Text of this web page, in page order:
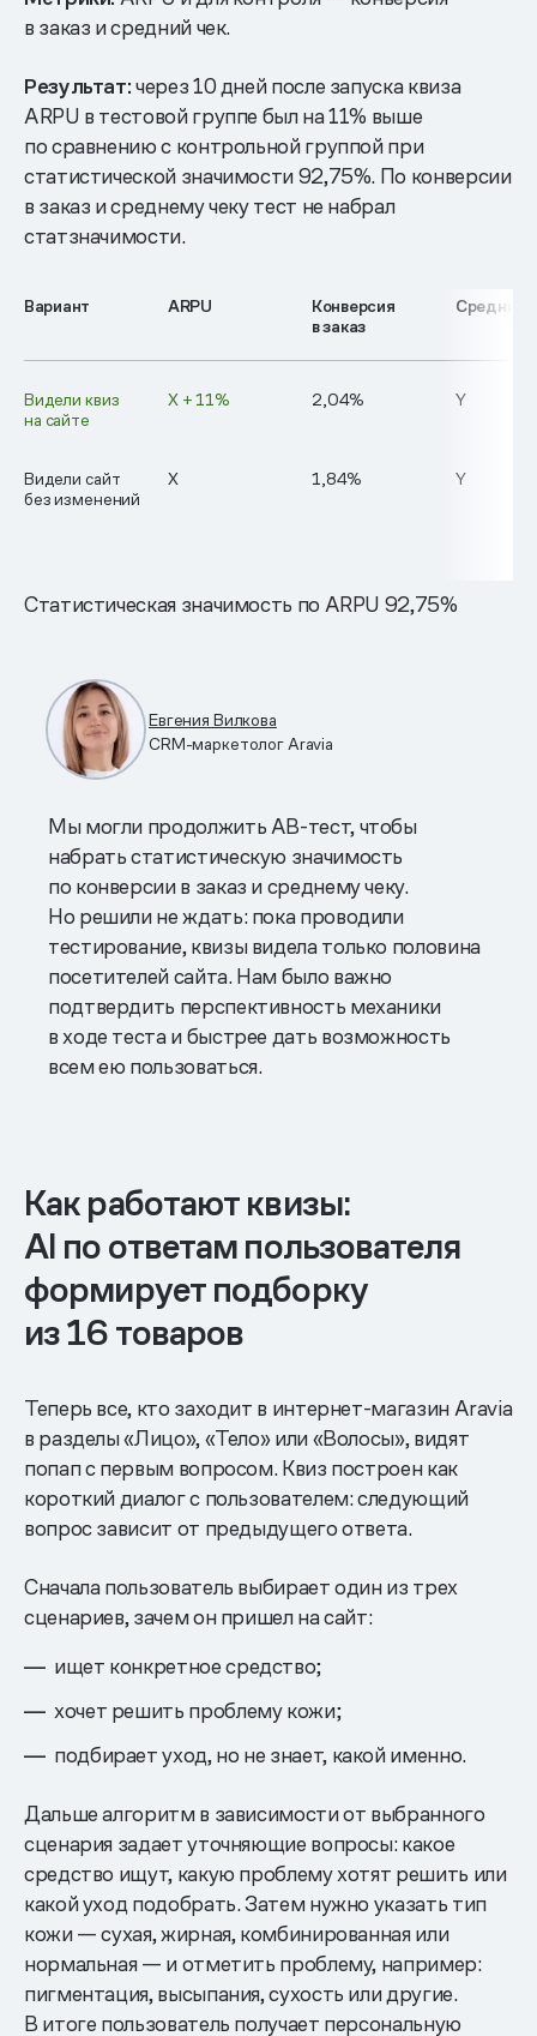
в заказ и средний чек.
Результат:через 10 дней после запуска квиза
ARPU в тестовой группе был на 11% выше
по сравнению с контрольной группой при
статистической значимости 92,75%. По конверсии
в заказ и среднему чеку тест не набрал
статзначимости.
Вариант ARPU
Конверсия
в заказ
Средний
Видели квиз
на сайте
Х + 11% 2,04% Y
Видели сайт
без изменений
Х 1,84% Y
Статистическая значимость по ARPU 92,75%
Евгения Вилкова
CRM-маркетолог Aravia
Мы могли продолжить АВ-тест, чтобы
набрать статистическую значимость
по конверсии в заказ и среднему чеку.
Но решили не ждать: пока проводили
тестирование, квизы видела только половина
посетителей сайта. Нам было важно
подтвердить перспективность механики
в ходе теста и быстрее дать возможность
всем ею пользоваться.
Как работают квизы:
AI по ответам пользователя
формирует подборку
из 16 товаров
Теперь все, кто заходит в интернет-магазин Aravia
в разделы «Лицо», «Тело» или «Волосы», видят
попап с первым вопросом. Квиз построен как
короткий диалог с пользователем: следующий
вопрос зависит от предыдущего ответа.
Сначала пользователь выбирает один из трех
сценариев, зачем он пришел на сайт:
ищет конкретное средство;
хочет решить проблему кожи;
подбирает уход, но не знает, какой именно.
Дальше алгоритм в зависимости от выбранного
сценария задает уточняющие вопросы: какое
средство ищут, какую проблему хотят решить или
какой уход подобрать. Затем нужно указать тип
кожи — сухая, жирная, комбинированная или
нормальная — и отметить проблему, например:
пигментация, высыпания, сухость или другие.
В итоге пользователь получает персональную